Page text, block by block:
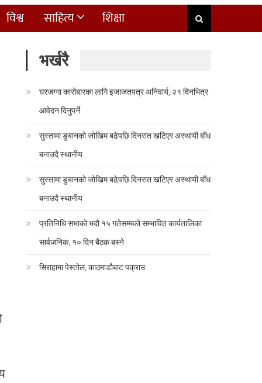
विश्व साहित्य शिक्षा
भर्खरै
घरजग्गा कारोबारका लागि इजाजतपत्र अनिवार्य, २१ दिनभित्र
आवेदन दिनुपर्ने
सुस्तामा डुबानको जोखिम बढेपछि दिनरात खटिएर अस्थायी बाँध
बनाउदै स्थानीय
सुस्तामा डुबानको जोखिम बढेपछि दिनरात खटिएर अस्थायी बाँध
बनाउदै स्थानीय
प्रतिनिधि सभाको भदौ १५ गतेसम्मको सम्भावित कार्यतालिका
सार्वजनिक, १० दिन बैठक बस्ने
सिराहामा पेस्तोल, काठमाडौबाट पक्राउ